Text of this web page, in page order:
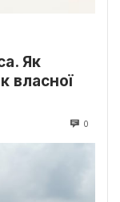
Як
власної
0